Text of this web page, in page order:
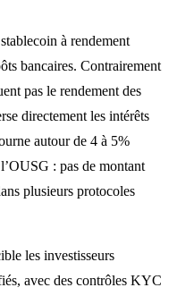
à rendement
bancaires. Contrairement
pas le rendement des
directement les intérêts
autour de 4 à 5%
: pas de montant
plusieurs protocoles
les investisseurs
avec des contrôles KYC